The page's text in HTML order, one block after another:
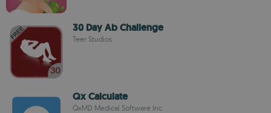
30 Day Ab Challenge
Teer Studios
Qx Calculate
QxMD Medical Software Inc.